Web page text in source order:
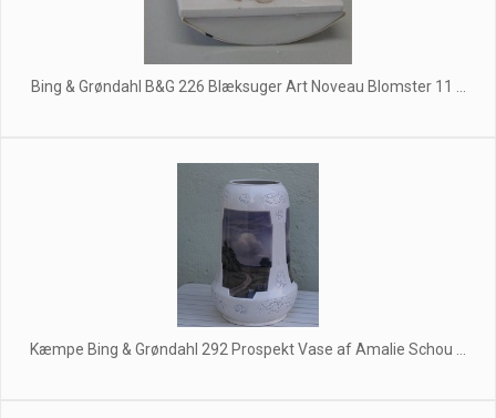
Bing & Grøndahl B&G 226 Blæksuger Art Noveau Blomster 11 ...
Kæmpe Bing & Grøndahl 292 Prospekt Vase af Amalie Schou ...